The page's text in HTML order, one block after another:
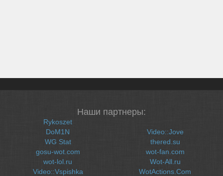
Наши партнеры:
Rykoszet
DoM1N
WG Stat
gosu-wot.com
wot-lol.ru
Video::Vspishka
Video::Jove
thered.su
wot-fan.com
Wot-All.ru
WotActions.Com